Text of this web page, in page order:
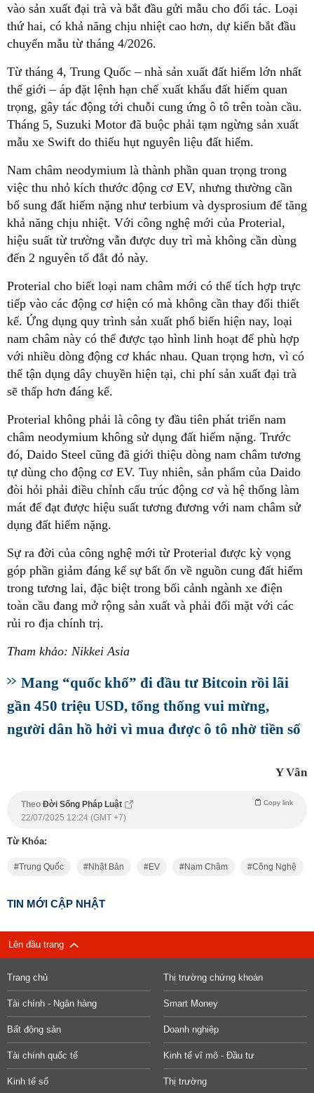
vào sản xuất đại trà và bắt đầu gửi mẫu cho đối tác. Loại
thứ hai, có khả năng chịu nhiệt cao hơn, dự kiến bắt đầu
chuyển mẫu từ tháng 4/2026.
Từ tháng 4, Trung Quốc – nhà sản xuất đất hiếm lớn nhất
thế giới – áp đặt lệnh hạn chế xuất khẩu đất hiếm quan
trọng, gây tác động tới chuỗi cung ứng ô tô trên toàn cầu.
Tháng 5, Suzuki Motor đã buộc phải tạm ngừng sản xuất
mẫu xe Swift do thiếu hụt nguyên liệu đất hiếm.
Nam châm neodymium là thành phần quan trọng trong
việc thu nhỏ kích thước động cơ EV, nhưng thường cần
bổ sung đất hiếm nặng như terbium và dysprosium để tăng
khả năng chịu nhiệt. Với công nghệ mới của Proterial,
hiệu suất từ trường vẫn được duy trì mà không cần dùng
đến 2 nguyên tố đắt đỏ này.
Proterial cho biết loại nam châm mới có thể tích hợp trực
tiếp vào các động cơ hiện có mà không cần thay đổi thiết
kế. Ứng dụng quy trình sản xuất phổ biến hiện nay, loại
nam châm này có thể được tạo hình linh hoạt để phù hợp
với nhiều dòng động cơ khác nhau. Quan trọng hơn, vì có
thể tận dụng dây chuyền hiện tại, chi phí sản xuất đại trà
sẽ thấp hơn đáng kể.
Proterial không phải là công ty đầu tiên phát triển nam
châm neodymium không sử dụng đất hiếm nặng. Trước
đó, Daido Steel cũng đã giới thiệu dòng nam châm tương
tự dùng cho động cơ EV. Tuy nhiên, sản phẩm của Daido
đòi hỏi phải điều chỉnh cấu trúc động cơ và hệ thống làm
mát để đạt được hiệu suất tương đương với nam châm sử
dụng đất hiếm nặng.
Sự ra đời của công nghệ mới từ Proterial được kỳ vọng
góp phần giảm đáng kể sự bất ổn về nguồn cung đất hiếm
trong tương lai, đặc biệt trong bối cảnh ngành xe điện
toàn cầu đang mở rộng sản xuất và phải đối mặt với các
rủi ro địa chính trị.
Tham khảo: Nikkei Asia
Mang “quốc khố” đi đầu tư Bitcoin rồi lãi
gần 450 triệu USD, tổng thống vui mừng,
người dân hồ hởi vì mua được ô tô nhờ tiền số
Y Vân
Theo Đời Sống Pháp Luật Copy link
22/07/2025 12:24 (GMT +7)
Từ Khóa:
Trung Quốc Nhật Bản EV Nam Châm Công Nghệ
TIN MỚI CẬP NHẬT
Lên đầu trang
Trang chủ Thị trường chứng khoán
Tài chính - Ngân hàng Smart Money
Bất động sản Doanh nghiệp
Tài chính quốc tế Kinh tế vĩ mô - Đầu tư
Kinh tế số Thị trường